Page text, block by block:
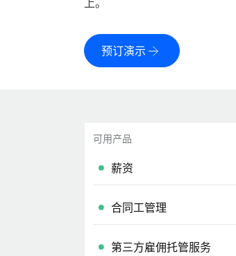
上。
预订演示
可用产品
薪资
合同工管理
第三方雇佣托管服务